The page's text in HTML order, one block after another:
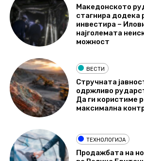
Македонското
стагнира додека
инвестира –
најголемата
можност
ВЕСТИ
Стручната
одржливо
Да ги користиме
максимална
ТЕХНОЛОГИЈА
Продажбата на